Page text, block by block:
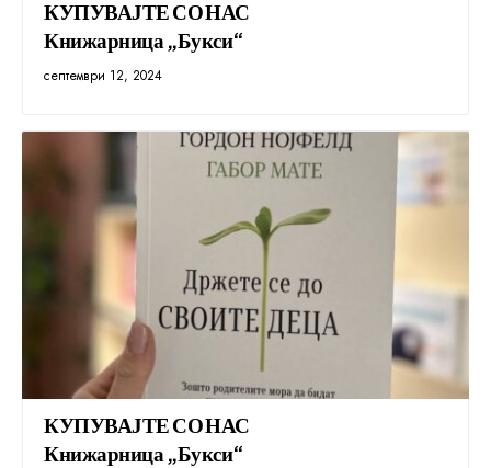
КУПУВАЈТЕ СО НАС
Книжарница „Букси“
септември 12, 2024
КУПУВАЈТЕ СО НАС
Книжарница „Букси“